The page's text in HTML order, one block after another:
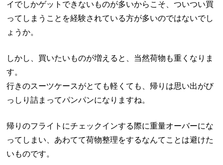
イでしかゲットできないものが多いからこそ、ついつい買
ってしまうことを経験されている方が多いのではないでし
ょうか。
しかし、買いたいものが増えると、当然荷物も重くなりま
す。
行きのスーツケースがとても軽くても、帰りは思い出がび
っしり詰まってパンパンになりますね。
帰りのフライトにチェックインする際に重量オーバーにな
ってしまい、あわてて荷物整理をするなんてことは避けた
いものです。